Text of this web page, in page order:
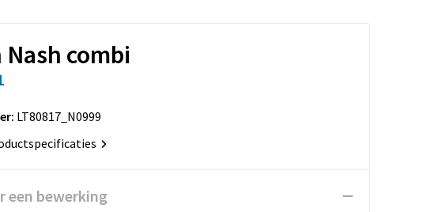
Nash combi
LT80817_N0999
een bewerking